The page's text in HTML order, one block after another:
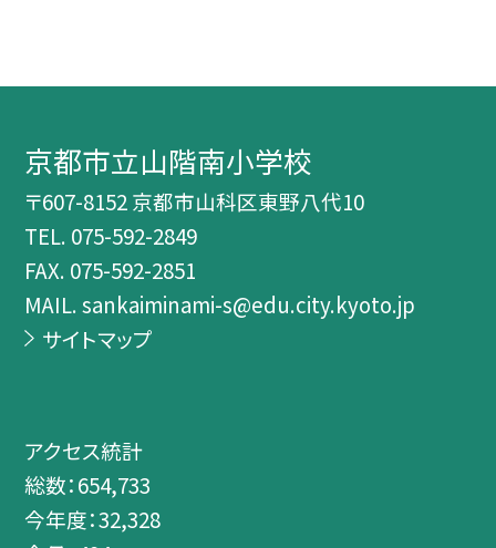
京都市立山階南小学校
〒607-8152 京都市山科区東野八代10
TEL. 075-592-2849
FAX. 075-592-2851
MAIL. sankaiminami-s@edu.city.kyoto.jp
サイトマップ
アクセス統計
総数：654,733
今年度：32,328